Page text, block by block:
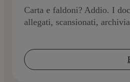
Carta e faldoni? Addio. I
allegati, scansionati,